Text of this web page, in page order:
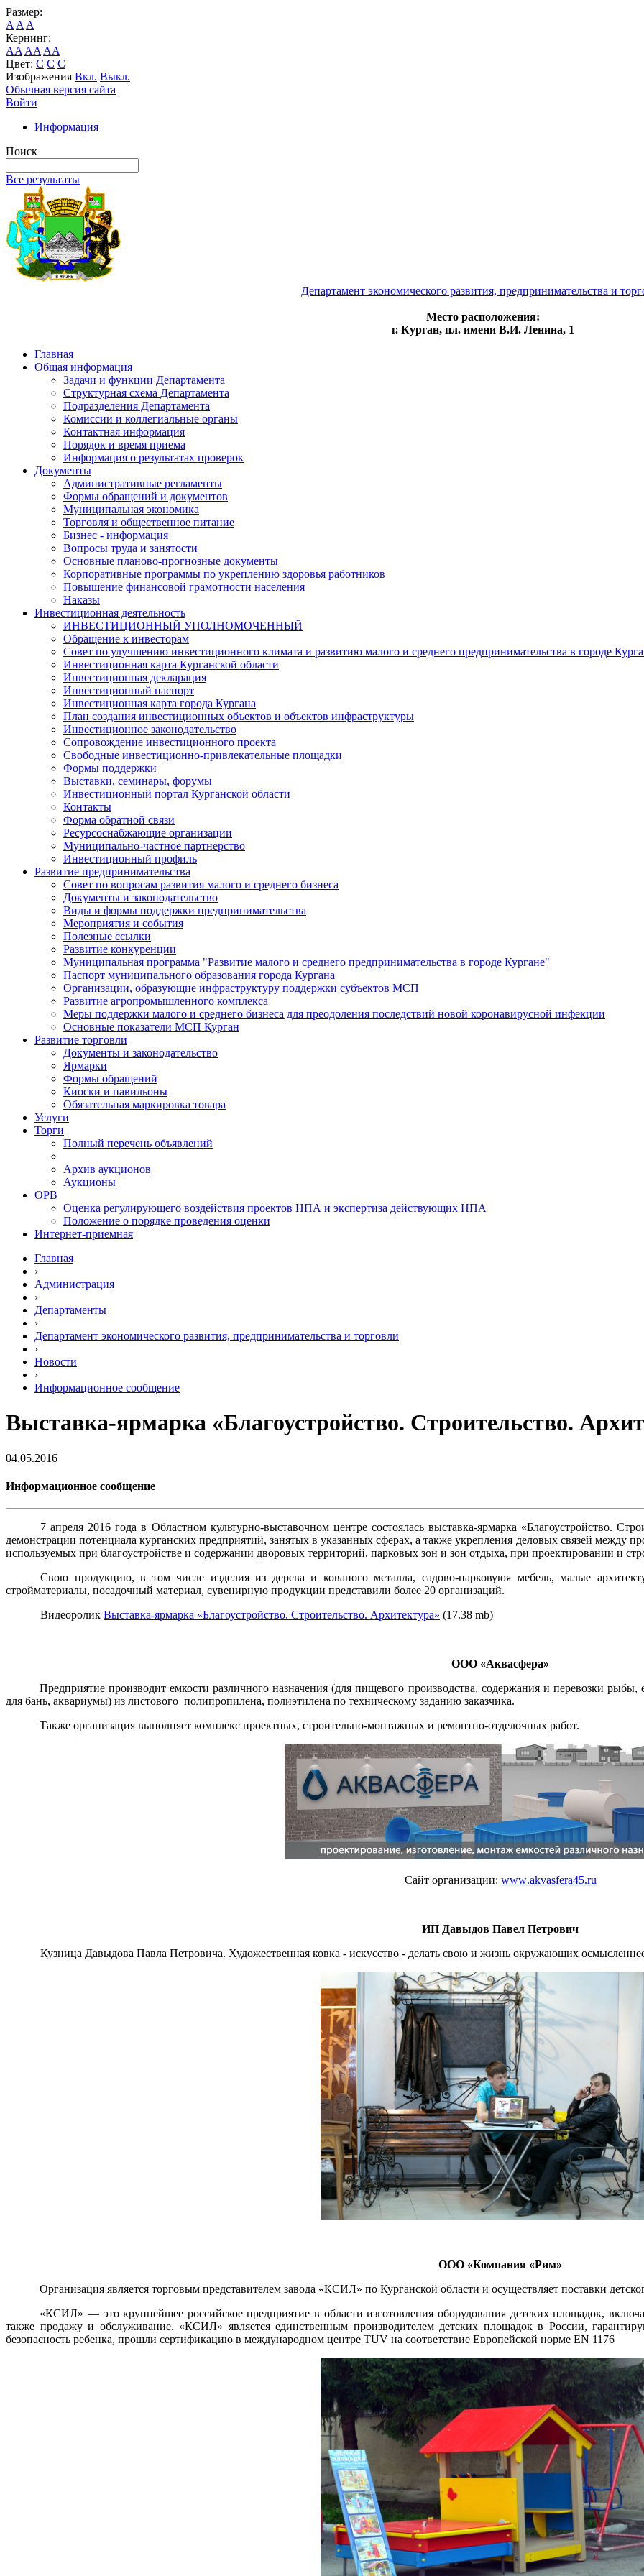
Размер:
A A A
Кернинг:
AA AA AA
Цвет: C C C
Изображения Вкл. Выкл.
Обычная версия сайта
Войти
Информация
Поиск
Все результаты
Департамент экономического развития, предпринимательства и
Место расположения:
г. Курган, пл. имени В.И. Ленина, 1
Главная
Общая информация
Задачи и функции Департамента
Структурная схема Департамента
Подразделения Департамента
Комиссии и коллегиальные органы
Контактная информация
Порядок и время приема
Информация о результатах проверок
Документы
Административные регламенты
Формы обращений и документов
Муниципальная экономика
Торговля и общественное питание
Бизнес - информация
Вопросы труда и занятости
Основные планово-прогнозные документы
Корпоративные программы по укреплению здоровья работников
Повышение финансовой грамотности населения
Наказы
Инвестиционная деятельность
ИНВЕСТИЦИОННЫЙ УПОЛНОМОЧЕННЫЙ
Обращение к инвесторам
Совет по улучшению инвестиционного климата и развитию малого и среднего предпринимательства в городе
Инвестиционная карта Курганской области
Инвестиционная декларация
Инвестиционный паспорт
Инвестиционная карта города Кургана
План создания инвестиционных объектов и объектов инфраструктуры
Инвестиционное законодательство
Сопровождение инвестиционного проекта
Свободные инвестиционно-привлекательные площадки
Формы поддержки
Выставки, семинары, форумы
Инвестиционный портал Курганской области
Контакты
Форма обратной связи
Ресурсоснабжающие организации
Муниципально-частное партнерство
Инвестиционный профиль
Развитие предпринимательства
Совет по вопросам развития малого и среднего бизнеса
Документы и законодательство
Виды и формы поддержки предпринимательства
Мероприятия и события
Полезные ссылки
Развитие конкуренции
Муниципальная программа "Развитие малого и среднего предпринимательства в городе Кургане"
Паспорт муниципального образования города Кургана
Организации, образующие инфраструктуру поддержки субъектов МСП
Развитие агропромышленного комплекса
Меры поддержки малого и среднего бизнеса для преодоления последствий новой коронавирусной инфекции
Основные показатели МСП Курган
Развитие торговли
Документы и законодательство
Ярмарки
Формы обращений
Киоски и павильоны
Обязательная маркировка товара
Услуги
Торги
Полный перечень объявлений
Архив аукционов
Аукционы
ОРВ
Оценка регулирующего воздействия проектов НПА и экспертиза действующих НПА
Положение о порядке проведения оценки
Интернет-приемная
Главная
›
Администрация
›
Департаменты
›
Департамент экономического развития, предпринимательства и торговли
›
Новости
›
Информационное сообщение
Выставка-ярмарка «Благоустройство. Строительство.
04.05.2016
Информационное сообщение
7 апреля 2016 года в Областном культурно-выставочном центре состоялась выставка-ярмарка «Благоустройство.
демонстрации потенциала курганских предприятий, занятых в указанных сферах, а также укрепления деловых связей между
используемых при благоустройстве и содержании дворовых территорий, парковых зон и зон отдыха, при проектировании и
Свою продукцию, в том числе изделия из дерева и кованого металла, садово-парковуюя мебель, малые
стройматериалы, посадочный материал, сувенирную продукции представили более 20 организаций.
Видеоролик Выставка-ярмарка «Благоустройство. Строительство. Архитектура» (17.38 mb)
ООО «Аквасфера»
Предприятие производит емкости различного назначения (для пищевого производства, содержания и перевозки
для бань, аквариумы) из листового полипропилена, полиэтилена по техническому заданию заказчика.
Также организация выполняет комплекс проектных, строительно-монтажных и ремонтно-отделочных работ.
Сайт организации: www.akvasfera45.ru
ИП Давыдов Павел Петрович
Кузница Давыдова Павла Петровича. Художественная ковка - искусство - делать свою и жизнь окружающих
ООО «Компания «Рим»
Организация является торговым представителем завода «КСИЛ» по Курганской области и осуществляет поставки
«КСИЛ» — это крупнейшее российское предприятие в области изготовления оборудования детских площадок,
также продажу и обслуживание. «КСИЛ» является единственным производителем детских площадок в России,
безопасность ребенка, прошли сертификацию в международном центре TUV на соответствие Европейской норме EN 1176